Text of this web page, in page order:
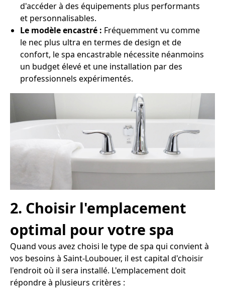
d'accéder à des équipements plus performants
et personnalisables.
Le modèle encastré : Fréquemment vu comme
le nec plus ultra en termes de design et de
confort, le spa encastrable nécessite néanmoins
un budget élevé et une installation par des
professionnels expérimentés.
2. Choisir l'emplacement
optimal pour votre spa
Quand vous avez choisi le type de spa qui convient à
vos besoins à Saint-Loubouer, il est capital d'choisir
l'endroit où il sera installé. L'emplacement doit
répondre à plusieurs critères :